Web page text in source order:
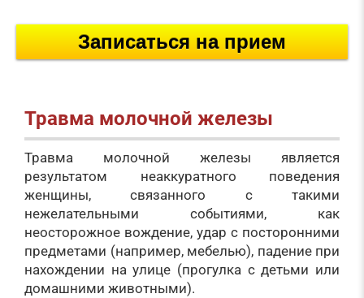
Записаться на прием
Травма молочной железы
Травма молочной железы является
результатом неаккуратного поведения
женщины, связанного с такими
нежелательными событиями, как
неосторожное вождение, удар с посторонними
предметами (например, мебелью), падение при
нахождении на улице (прогулка с детьми или
домашними животными).